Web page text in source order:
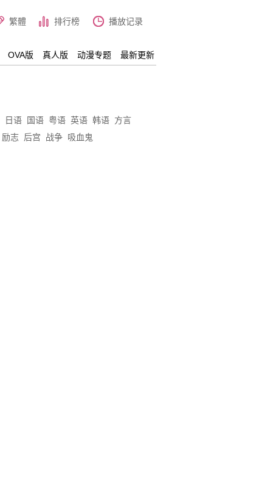
繁體 排行榜 播放记录
OVA版 真人版 动漫专题 最新更新
日语 国语 粤语 英语 韩语 方言
励志 后宫 战争 吸血鬼